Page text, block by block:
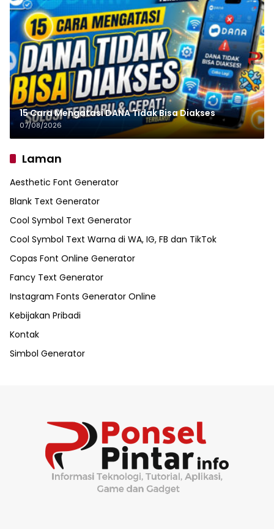
15 Cara Mengatasi DANA Tidak Bisa Diakses
07/08/2026
Laman
Aesthetic Font Generator
Blank Text Generator
Cool Symbol Text Generator
Cool Symbol Text Warna di WA, IG, FB dan TikTok
Copas Font Online Generator
Fancy Text Generator
Instagram Fonts Generator Online
Kebijakan Pribadi
Kontak
Simbol Generator